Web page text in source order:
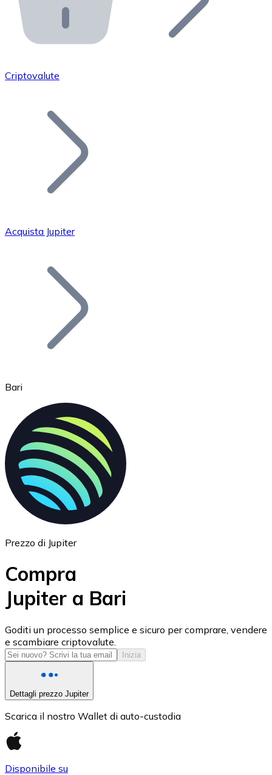
API Bitnovo
Integra la nostra API nel tuo ecosistema.
Unisciti alla nostra rete di rivenditori e
Aggiungi il token del tuo progetto al nostro servizio di
Bitcoin
Ethereum
ETH
USD Coin
USDC
Criptovalute
Acquista Jupiter
Bari
Prezzo di Jupiter
Compra
Jupiter a Bari
Goditi un processo semplice e sicuro per comprare, vendere
e scambiare criptovalute.
Inizia
Dettagli prezzo Jupiter
Scarica il nostro Wallet di auto-custodia
Disponibile su